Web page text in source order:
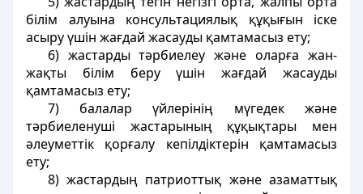
білім алуына консультациялық құқығын іске
асыру үшін жағдай жасауды қамтамасыз ету;
6) жастарды тәрбиелеу және оларға жан-
жақты білім беру үшін жағдай жасауды
қамтамасыз ету;
7) балалар үйлерiнің мүгедек және
тәрбиеленушi жастарының құқықтары мен
әлеуметтiк қорғалу кепiлдiктерiн қамтамасыз
ету;
8) жастардың патриоттық және азаматтық